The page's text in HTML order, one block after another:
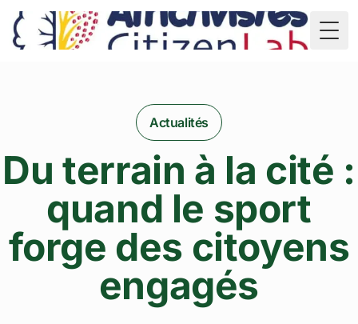
TD
Actualités
Du terrain à la cité :
quand le sport
forge des citoyens
engagés